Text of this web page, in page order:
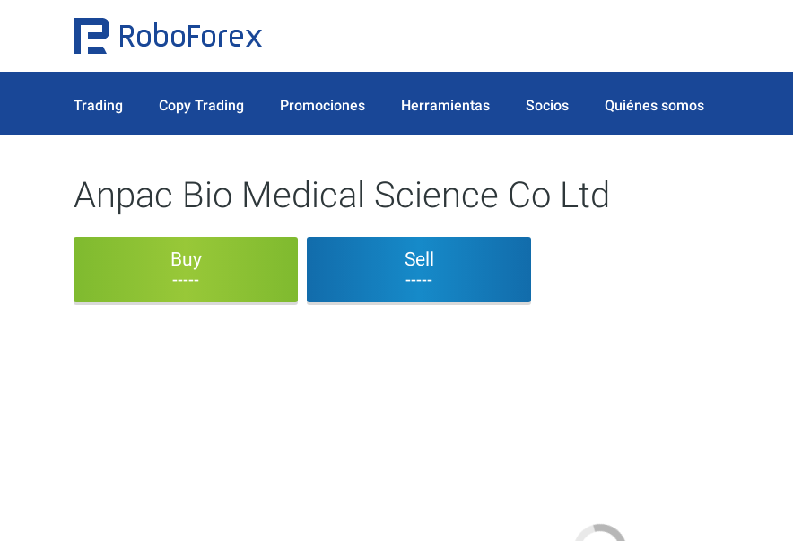
Trading Copy Trading Promociones Herramientas Socios Quiénes somos
Anpac Bio Medical Science Co Ltd
Buy
-----
Sell
-----